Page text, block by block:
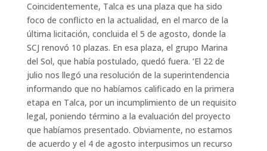
Coincidentemente, Talca es una plaza que ha sido
foco de conflicto en la actualidad, en el marco de la
última licitación, concluida el 5 de agosto, donde la
SCJ renovó 10 plazas. En esa plaza, el grupo Marina
del Sol, que había postulado, quedó fuera. ‘El 22 de
julio nos llegó una resolución de la superintendencia
informando que no habíamos calificado en la primera
etapa en Talca, por un incumplimiento de un requisito
legal, poniendo término a la evaluación del proyecto
que habíamos presentado. Obviamente, no estamos
de acuerdo y el 4 de agosto interpusimos un recurso